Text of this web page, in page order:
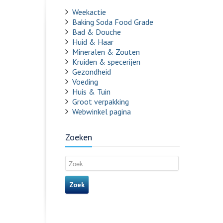
Weekactie
Baking Soda Food Grade
Bad & Douche
Huid & Haar
Mineralen & Zouten
Kruiden & specerijen
Gezondheid
Voeding
Huis & Tuin
Groot verpakking
Webwinkel pagina
Zoeken
Zoek